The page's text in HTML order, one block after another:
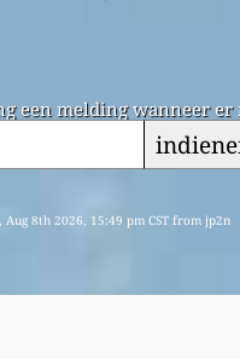
een melding wanneer
Aug 8th 2026, 15:49 pm CST from jp2n